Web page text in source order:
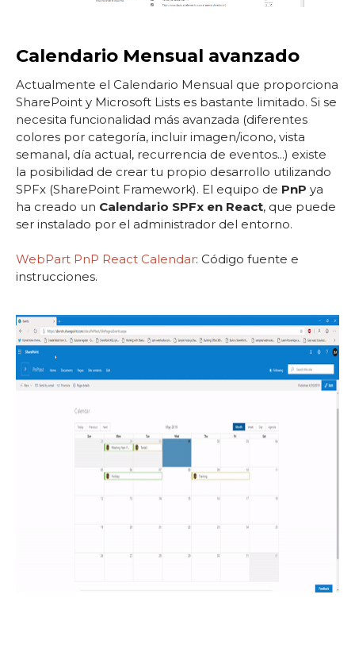
Calendario Mensual avanzado
Actualmente el Calendario Mensual que proporciona
SharePoint y Microsoft Lists es bastante limitado. Si se
necesita funcionalidad más avanzada (diferentes
colores por categoría, incluir imagen/icono, vista
semanal, día actual, recurrencia de eventos...) existe
la posibilidad de crear tu propio desarrollo utilizando
SPFx (SharePoint Framework). El equipo de PnP ya
ha creado un Calendario SPFx en React, que puede
ser instalado por el administrador del entorno.
WebPart PnP React Calendar: Código fuente e
instrucciones.